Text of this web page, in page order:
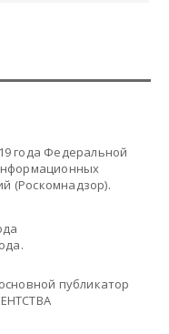
года Федеральной
(Роскомнадзор).
публикатор